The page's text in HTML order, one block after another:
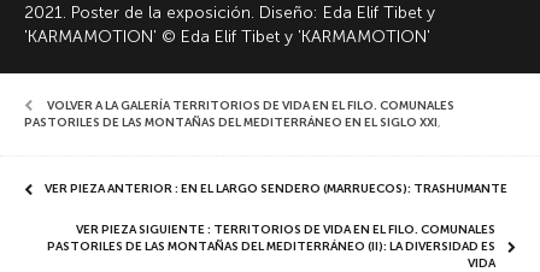
2021. Poster de la exposición. Diseño: Eda Elif Tibet y
'KARMAMOTION' © Eda Elif Tibet y 'KARMAMOTION'
VOLVER A LA GALERÍA TERRITORIOS DE VIDA EN EL FILO. COMUNALES
PASTORILES DE LAS MONTAÑAS DEL MEDITERRÁNEO EN EL SIGLO XXI,
VER PIEZA ANTERIOR : EN EL LARGO SENDERO (MARRUECOS): TRASHUMANTE
VER PIEZA SIGUIENTE : TERRITORIOS DE VIDA EN EL FILO. COMUNALES
PASTORILES DE LAS MONTAÑAS DEL MEDITERRÁNEO (II): LA DIVERSIDAD ES
VIDA